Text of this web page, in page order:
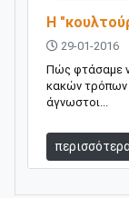
Η
29-01-2016
Πώς φτάσαμε
κακών τρόπων
άγνωστοι...